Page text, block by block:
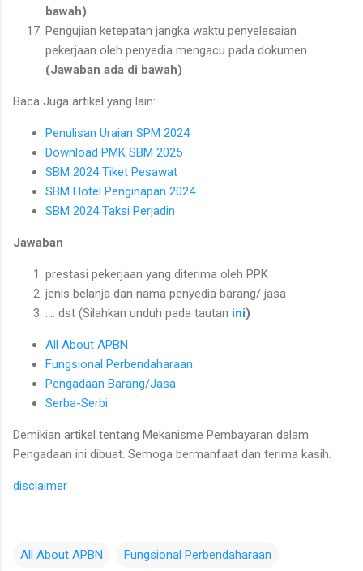
bawah)
Pengujian ketepatan jangka waktu penyelesaian
pekerjaan oleh penyedia mengacu pada dokumen ….
(Jawaban ada di bawah)
Baca Juga artikel yang lain:
Penulisan Uraian SPM 2024
Download PMK SBM 2025
SBM 2024 Tiket Pesawat
SBM Hotel Penginapan 2024
SBM 2024 Taksi Perjadin
Jawaban
prestasi pekerjaan yang diterima oleh PPK
jenis belanja dan nama penyedia barang/ jasa
…. dst (Silahkan unduh pada tautan ini)
All About APBN
Fungsional Perbendaharaan
Pengadaan Barang/Jasa
Serba-Serbi
Demikian artikel tentang Mekanisme Pembayaran dalam
Pengadaan ini dibuat. Semoga bermanfaat dan terima kasih.
disclaimer
All About APBN Fungsional Perbendaharaan